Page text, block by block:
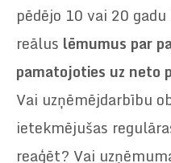
pēdējo 10 vai 20
reālus lēmumus par
pamatojoties uz neto
Vai uzņēmējdarbību
ietekmējušas
reaģēt? Vai